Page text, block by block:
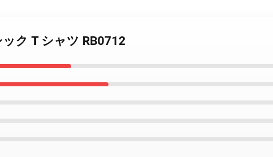
ク T シャツ RB0712